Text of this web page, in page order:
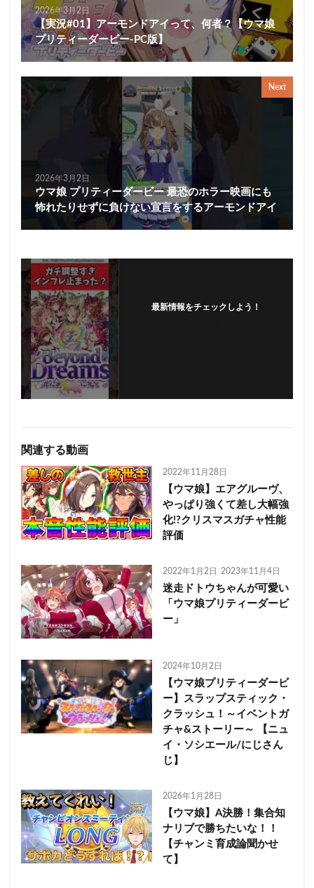
2026年3月2日
【実況#01】アーモンドアイって、何者？【ウマ娘
プリティーダービー-PC版】
Next
2026年3月2日
ウマ娘 プリティーダービー 最恐のホラー映画にも
怖れたりせずに負けない宣言をするアーモンドアイ
最新情報をチェックしよう！
関連する動画
2022年11月28日
【ウマ娘】エアグルーヴ、
やっぱり強くて差し大幅強
化!?クリスマスガチャ性能
評価
2022年1月2日 2023年11月4日
迷走ドトウちゃんが可愛い
「ウマ娘プリティーダービ
ー」
2024年10月2日
【ウマ娘プリティーダービ
ー】スラップスティック・
クラッシュ！～イベントガ
チャ&ストーリー～ 【ニュ
イ・ソシエール/にじさん
じ】
2026年1月28日
【ウマ娘】A決勝！集合知
ナリブで勝ちたいな！！
【チャンミ育成論聞かせ
て】